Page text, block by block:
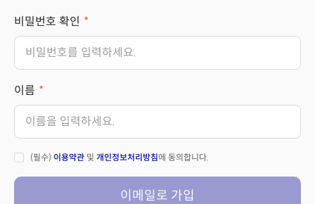
비밀번호 확인
이름
(필수) 이용약관 및 개인정보처리방침에 동의합니다.
이메일로 가입